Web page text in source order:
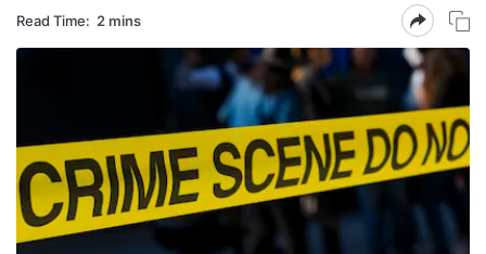
Read Time: 2 mins